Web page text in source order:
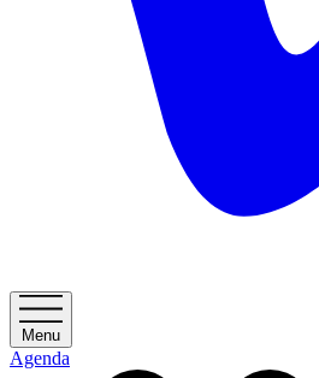
Menu
Agenda